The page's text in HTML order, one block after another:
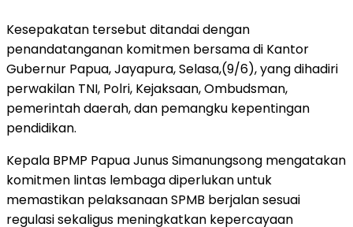
Kesepakatan tersebut ditandai dengan
penandatanganan komitmen bersama di Kantor
Gubernur Papua, Jayapura, Selasa,(9/6), yang dihadiri
perwakilan TNI, Polri, Kejaksaan, Ombudsman,
pemerintah daerah, dan pemangku kepentingan
pendidikan.
Kepala BPMP Papua Junus Simanungsong mengatakan
komitmen lintas lembaga diperlukan untuk
memastikan pelaksanaan SPMB berjalan sesuai
regulasi sekaligus meningkatkan kepercayaan